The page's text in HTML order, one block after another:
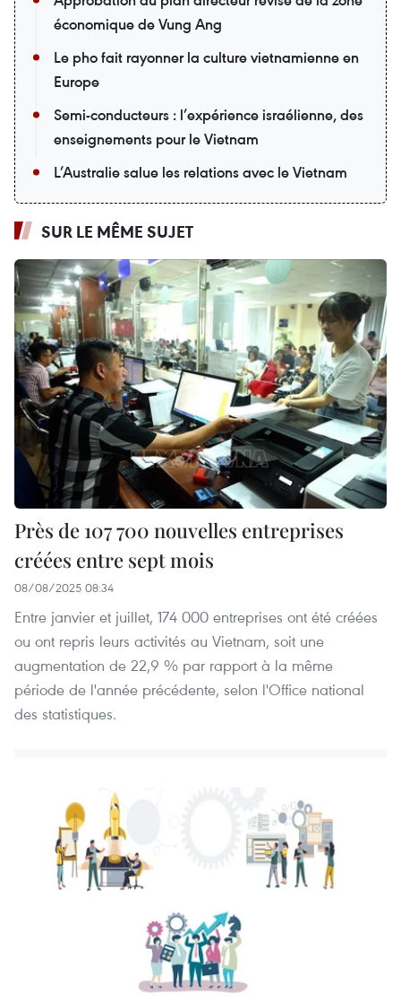
économique de Vung Ang
Le pho fait rayonner la culture vietnamienne en
Europe
Semi-conducteurs : l’expérience israélienne, des
enseignements pour le Vietnam
L’Australie salue les relations avec le Vietnam
SUR LE MÊME SUJET
Près de 107 700 nouvelles entreprises
créées entre sept mois
08/08/2025 08:34
Entre janvier et juillet, 174 000 entreprises ont été créées
ou ont repris leurs activités au Vietnam, soit une
augmentation de 22,9 % par rapport à la même
période de l'année précédente, selon l'Office national
des statistiques.